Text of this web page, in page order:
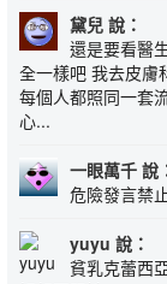
黛兒 說：
還是要看醫
全一樣吧 我去皮膚
每個人都照同一套
心...
一眼萬千 說
危險發言禁
yuyu 說：
貧乳克蕾西